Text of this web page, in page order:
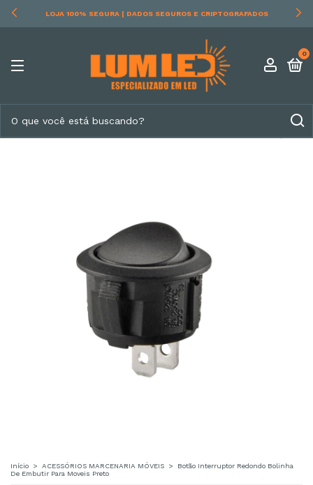
LOJA 100% SEGURA | DADOS SEGUROS E CRIPTOGRAFADOS
0
Início > ACESSÓRIOS MARCENARIA MÓVEIS >
Botão Interruptor Redondo Bolinha
De Embutir Para Moveis Preto